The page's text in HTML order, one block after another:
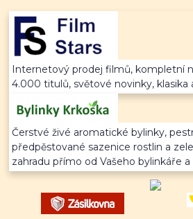
Internetový prodej filmů, kompletní
4.000 titulů, světové novinky, klasika
Čerstvé živé aromatické bylinky,
předpěstované sazenice rostlin a
zahradu přímo od Vašeho bylinkáře a